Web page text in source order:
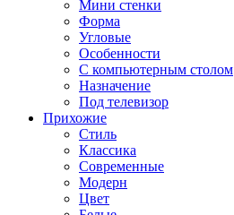
Мини стенки
Форма
Угловые
Особенности
С компьютерным столом
Назначение
Под телевизор
Прихожие
Стиль
Классика
Современные
Модерн
Цвет